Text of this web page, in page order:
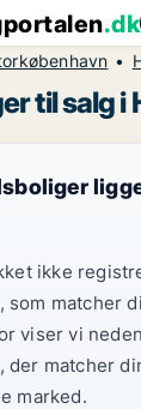
.dk
til salg i
ikke
som matcher
viser vi
der matcher
marked.